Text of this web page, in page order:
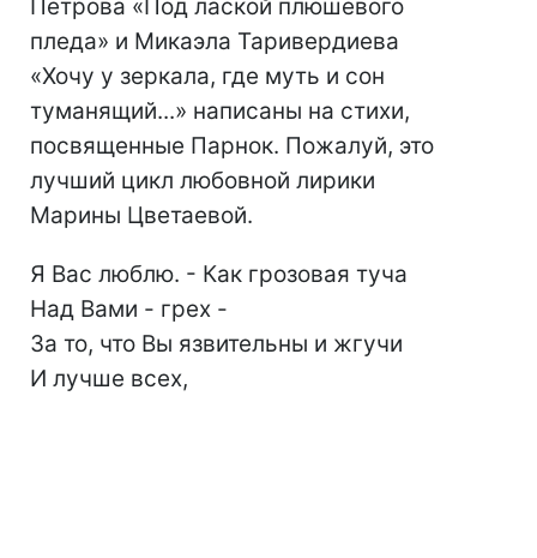
Петрова «Под лаской плюшевого
пледа» и Микаэла Таривердиева
«Хочу у зеркала, где муть и сон
туманящий...» написаны на стихи,
посвященные Парнок. Пожалуй, это
лучший цикл любовной лирики
Марины Цветаевой.
Я Вас люблю. - Как грозовая туча
Над Вами - грех -
За то, что Вы язвительны и жгучи
И лучше всех,